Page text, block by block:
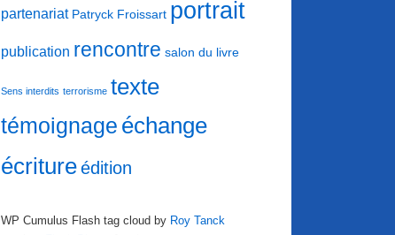
partenariat Patryck Froissart portrait
publication rencontre salon du livre
Sens interdits terrorisme texte
témoignage échange
écritureédition
WP Cumulus Flash tag cloud by Roy Tanck